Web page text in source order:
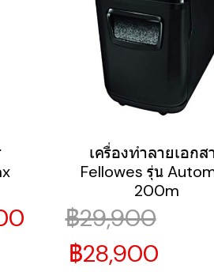
เครื่องทำลายเอกส
Fellowes รุ่น
200m
฿29,900
฿28,900